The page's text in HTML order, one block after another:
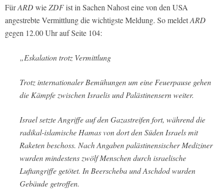
FürARDwieZDFist in Sachen Nahost eine von den USA
angestrebte Vermittlung die wichtigste Meldung. So meldetARD
gegen 12.00 Uhr auf Seite 104:
„Eskalation trotz Vermittlung
Trotz internationaler Bemühungen um eine Feuerpause gehen
die Kämpfe zwischen Israelis und Palästinensern weiter.
Israel setzte Angriffe auf den Gazastreifen fort, während die
radikal-islamische Hamas von dort den Süden Israels mit
Raketen beschoss. Nach Angaben palästinensischer Mediziner
wurden mindestens zwölf Menschen durch israelische
Luftangriffe getötet. In Beerscheba und Aschdod wurden
Gebäude getroffen.